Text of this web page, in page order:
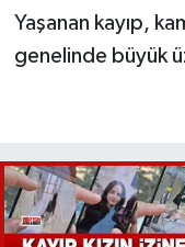
Yaşanan kayıp,
genelinde büyük